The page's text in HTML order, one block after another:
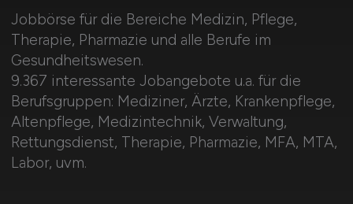
Jobbörse für die Bereiche Medizin, Pflege,
Therapie, Pharmazie und alle Berufe im
Gesundheitswesen.
9.367 interessante Jobangebote u.a. für die
Berufsgruppen: Mediziner, Ärzte, Krankenpflege,
Altenpflege, Medizintechnik, Verwaltung,
Rettungsdienst, Therapie, Pharmazie, MFA, MTA,
Labor, uvm.